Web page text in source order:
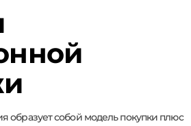
образует собой модель покупки плюс